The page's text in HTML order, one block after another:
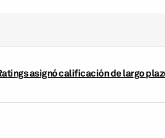
asignó calificación de largo